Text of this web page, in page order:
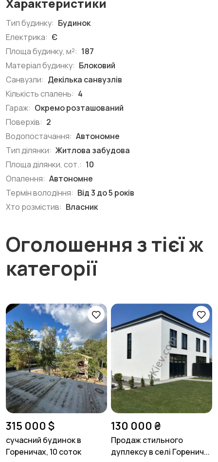
Тип будинку: Будинок
Електрика: Є
Площа будинку, м²: 187
Матеріал будинку: Блоковий
Санвузли: Декілька санвузлів
Кількість спалень: 4
Гараж: Окремо розташований
Поверхів: 2
Водопостачання: Автономне
Тип ділянки: Житлова забудова
Площа ділянки, сот.: 10
Опалення: Автономне
Термін володіння: Від 3 до 5 років
Хто розмістив: Власник
Оголошення з тієї ж
категорії
315 000 $
сучасний будинок в
Гореничах, 10 соток
130 000 ₴
Продаж стильного
дуплексу в селі Горенич...